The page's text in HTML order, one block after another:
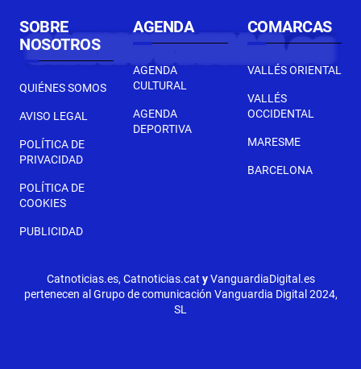
SOBRE
NOSOTROS
QUIÉNES SOMOS
AVISO LEGAL
POLÍTICA DE
PRIVACIDAD
POLÍTICA DE
COOKIES
PUBLICIDAD
AGENDA
AGENDA
CULTURAL
AGENDA
DEPORTIVA
COMARCAS
VALLÉS ORIENTAL
VALLÉS
OCCIDENTAL
MARESME
BARCELONA
Catnoticias.es, Catnoticias.cat yVanguardiaDigital.es
pertenecen al Grupo de comunicación Vanguardia Digital 2024,
SL